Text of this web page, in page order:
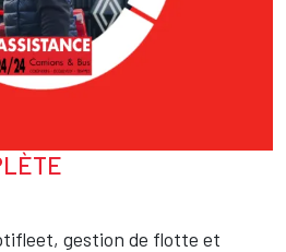
gestion de flotte et